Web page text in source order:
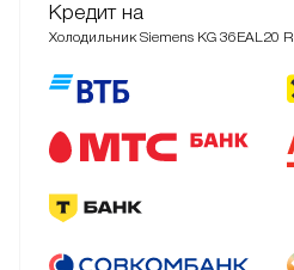
Кредит на
Холодильник Siemens KG 36EAL20 R